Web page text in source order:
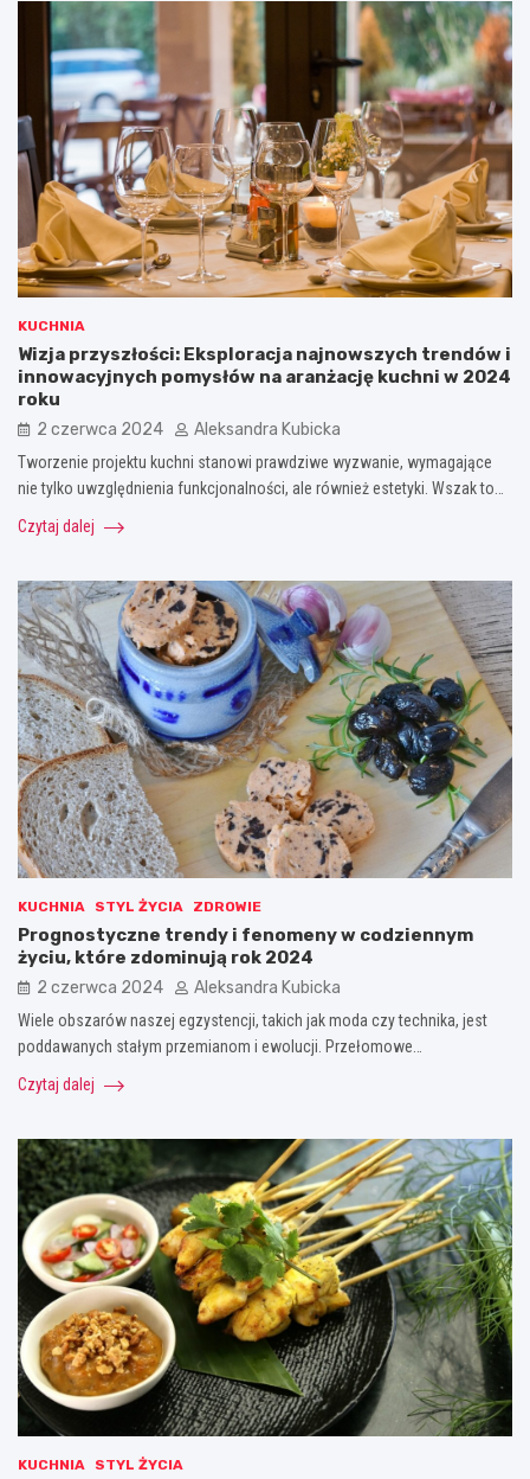
KUCHNIA
Wizja przyszłości: Eksploracja najnowszych trendów i
innowacyjnych pomysłów na aranżację kuchni w 2024
roku
2 czerwca 2024 Aleksandra Kubicka
Tworzenie projektu kuchni stanowi prawdziwe wyzwanie, wymagające
nie tylko uwzględnienia funkcjonalności, ale również estetyki. Wszak to…
Czytaj dalej
KUCHNIA STYL ŻYCIA ZDROWIE
Prognostyczne trendy i fenomeny w codziennym
życiu, które zdominują rok 2024
2 czerwca 2024 Aleksandra Kubicka
Wiele obszarów naszej egzystencji, takich jak moda czy technika, jest
poddawanych stałym przemianom i ewolucji. Przełomowe…
Czytaj dalej
KUCHNIA STYL ŻYCIA